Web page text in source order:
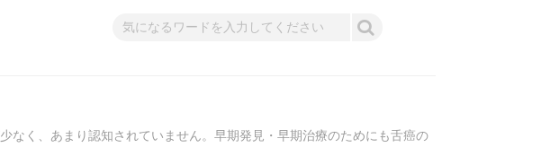
なく、あまり認知されていません。早期発見・早期治療のためにも舌癌の